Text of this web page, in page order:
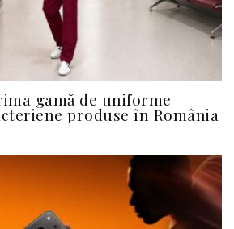
gamă de uniforme
produse în România